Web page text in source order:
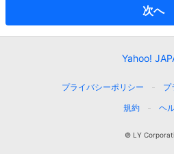
次へ
Yahoo!
プライバシーポリシー
プ
規約
ヘ
© LY